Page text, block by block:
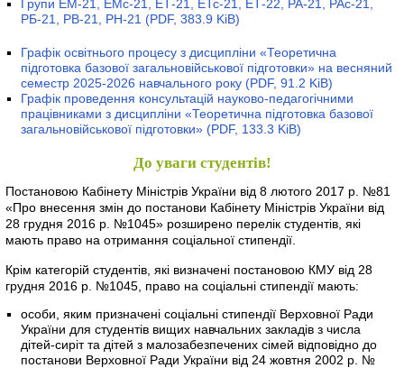
Групи ЕМ-21, ЕМс-21, ЕТ-21, ЕТс-21, ЕТ-22, РА-21, РАс-21,
РБ-21, РВ-21, РН-21 (PDF, 383.9 KiB)
Графік освітнього процесу з дисципліни «Теоретична
підготовка базової загальновійськової підготовки» на весняний
семестр 2025-2026 навчального року (PDF, 91.2 KiB)
Графік проведення консультацій науково-педагогічними
працівниками з дисципліни «Теоретична підготовка базової
загальновійськової підготовки» (PDF, 133.3 KiB)
До уваги студентів!
Постановою Кабінету Міністрів України від 8 лютого 2017 р. №81
«Про внесення змін до постанови Кабінету Міністрів України від
28 грудня 2016 р. №1045» розширено перелік студентів, які
мають право на отримання соціальної стипендії.
Крім категорій студентів, які визначені постановою КМУ від 28
грудня 2016 р. №1045, право на соціальні стипендії мають:
особи, яким призначені соціальні стипендії Верховної Ради
України для студентів вищих навчальних закладів з числа
дітей-сиріт та дітей з малозабезпечених сімей відповідно до
постанови Верховної Ради України від 24 жовтня 2002 р. №